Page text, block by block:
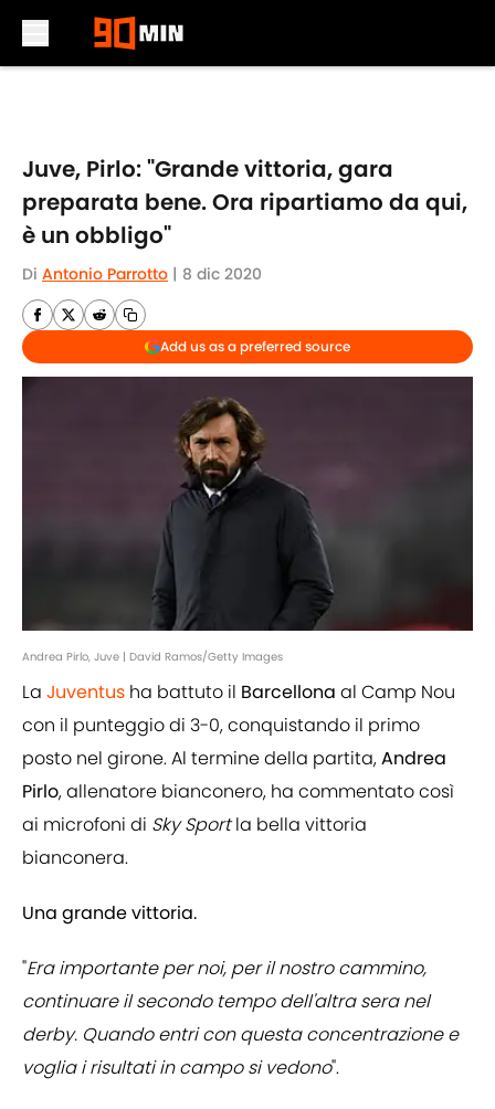
Juve, Pirlo: "Grande vittoria, gara
preparata bene. Ora ripartiamo da qui,
è un obbligo"
Di Antonio Parrotto | 8 dic 2020
Add us as a preferred source
Andrea Pirlo, Juve | David Ramos/Getty Images
La Juventus ha battuto il Barcellona al Camp Nou
con il punteggio di 3-0, conquistando il primo
posto nel girone. Al termine della partita,Andrea
Pirlo, allenatore bianconero, ha commentato così
ai microfoni di Sky Sportla bella vittoria
bianconera.
Una grande vittoria.
"Era importante per noi, per il nostro cammino,
continuare il secondo tempo dell'altra sera nel
derby. Quando entri con questa concentrazione e
voglia i risultati in campo si vedono".